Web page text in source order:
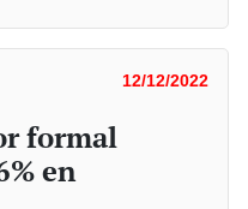
12/12/2022
formal
en